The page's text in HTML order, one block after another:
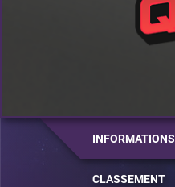
INFORMATIONS
CLASSEMENT